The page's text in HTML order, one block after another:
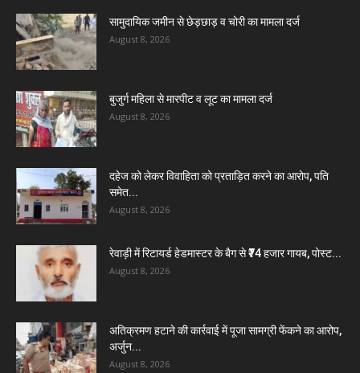
सामुदायिक जमीन से छेड़छाड़ व चोरी का मामला दर्ज
August 8, 2026
बुजुर्ग महिला से मारपीट व लूट का मामला दर्ज
August 8, 2026
दहेज को लेकर विवाहिता को प्रताड़ित करने का आरोप, पति
समेत...
August 8, 2026
रेवाड़ी में रिटायर्ड हेडमास्टर के बैग से ₹74 हजार गायब, पोस्ट...
August 8, 2026
अतिक्रमण हटाने की कार्रवाई में पूजा सामग्री फेंकने का आरोप,
अर्जुन...
August 8, 2026